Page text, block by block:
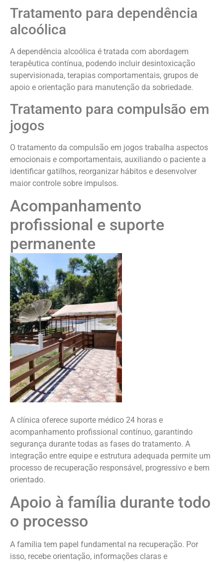
Tratamento para dependência
alcoólica
A dependência alcoólica é tratada com abordagem
terapêutica contínua, podendo incluir desintoxicação
supervisionada, terapias comportamentais, grupos de
apoio e orientação para manutenção da sobriedade.
Tratamento para compulsão em
jogos
O tratamento da compulsão em jogos trabalha aspectos
emocionais e comportamentais, auxiliando o paciente a
identificar gatilhos, reorganizar hábitos e desenvolver
maior controle sobre impulsos.
Acompanhamento
profissional e suporte
permanente
A clínica oferece suporte médico 24 horas e
acompanhamento profissional contínuo, garantindo
segurança durante todas as fases do tratamento. A
integração entre equipe e estrutura adequada permite um
processo de recuperação responsável, progressivo e bem
orientado.
Apoio à família durante todo
o processo
A família tem papel fundamental na recuperação. Por
isso, recebe orientação, informações claras e